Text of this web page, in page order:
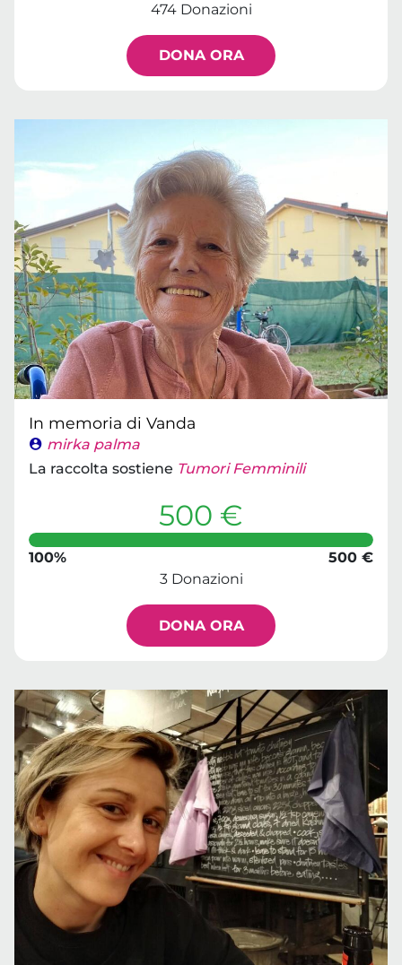
474 Donazioni
DONA ORA
In memoria di Vanda
mirka palma
La raccolta sostiene Tumori Femminili
500 €
100%
500 €
3 Donazioni
DONA ORA